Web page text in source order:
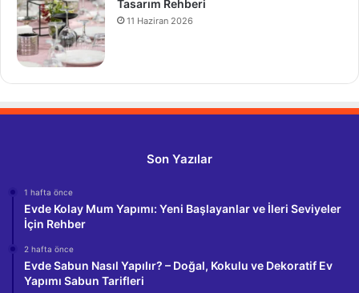
Tasarım Rehberi
11 Haziran 2026
Son Yazılar
1 hafta önce
Evde Kolay Mum Yapımı: Yeni Başlayanlar ve İleri Seviyeler
İçin Rehber
2 hafta önce
Evde Sabun Nasıl Yapılır? – Doğal, Kokulu ve Dekoratif Ev
Yapımı Sabun Tarifleri